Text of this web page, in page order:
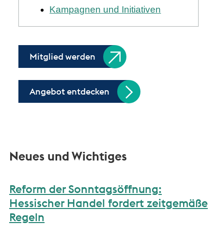
Kampagnen und Initiativen
Mitglied werden
Angebot entdecken
Neues und Wichtiges
Reform der Sonntagsöffnung:
Hessischer Handel fordert zeitgemäße
Regeln